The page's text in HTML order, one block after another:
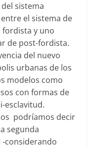
sistema
el sistema de
y uno
de post-fordista.
del nuevo
urbanas de los
modelos como
con formas de
esclavitud.
podríamos decir
segunda
considerando